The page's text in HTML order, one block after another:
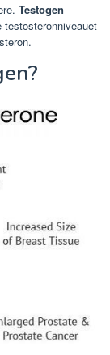
Testogen
testosteronniveauet